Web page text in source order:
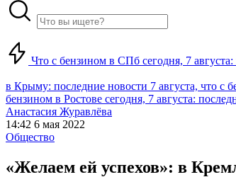
Что с бензином в СПб сегодня, 7
в Крыму: последние новости 7 августа, что с
бензином в Ростове сегодня, 7 августа:
Анастасия Журавлёва
14:42 6 мая 2022
Общество
«Желаем ей успехов»: в